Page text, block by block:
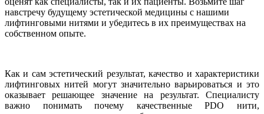
навстречу будущему эстетической медицины с нашими
лифтинговыми нитями и убедитесь в их преимуществах на
собственном опыте.
Как и сам эстетический результат, качество и характеристики
лифтинговых нитей могут значительно варьироваться и это
оказывает решающее значение на результат. Специалисту
важно понимать почему качественные PDO нити,